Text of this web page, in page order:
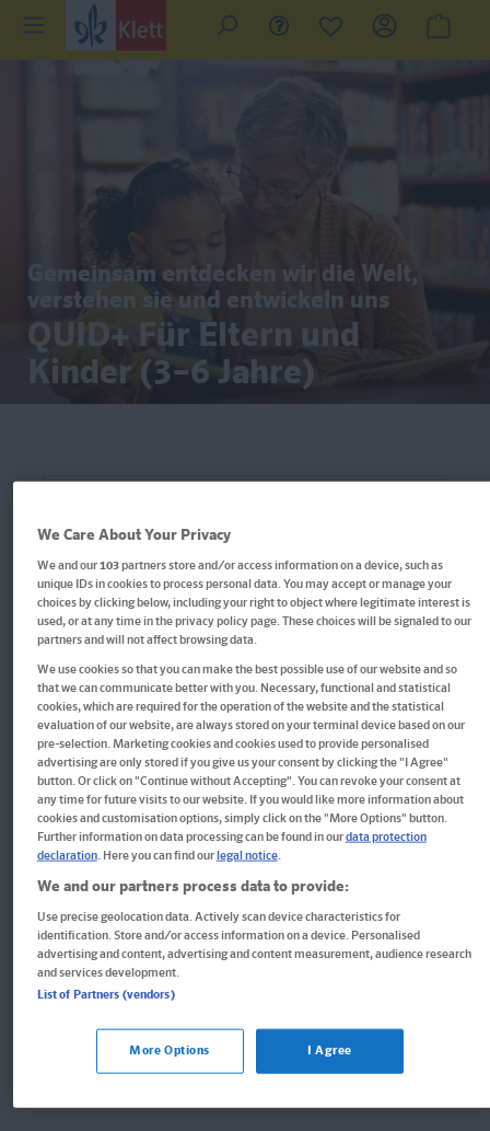
Gemeinsam entdecken wir die Welt,
verstehen sie und entwickeln uns
QUID+ Für Eltern und
Kinder (3–6 Jahre)
Buch
QUID+ 50 Labyrinthe
für Kinder von 3–6 Jahren mit Eltern-Guide
8,95 €*
We Care About Your Privacy
We and our103partners store and/or access information on a device, such as
unique IDs in cookies to process personal data. You may accept or manage your
choices by clicking below, including your right to object where legitimate interest is
used, or at any time in the privacy policy page. These choices will be signaled to our
partners and will not affect browsing data.
We use cookies so that you can make the best possible use of our website and so
that we can communicate better with you. Necessary, functional and statistical
cookies, which are required for the operation of the website and the statistical
evaluation of our website, are always stored on your terminal device based on our
pre-selection. Marketing cookies and cookies used to provide personalised
advertising are only stored if you give us your consent by clicking the "I Agree"
button. Or click on "Continue without Accepting". You can revoke your consent at
any time for future visits to our website. If you would like more information about
cookies and customisation options, simply click on the "More Options" button.
Further information on data processing can be found in ourdata protection
declaration. Here you can find ourlegal notice.
We and our partners process data to provide:
Use precise geolocation data. Actively scan device characteristics for
identification. Store and/or access information on a device. Personalised
advertising and content, advertising and content measurement, audience research
and services development.
List of Partners (vendors)
I Agree
More Options